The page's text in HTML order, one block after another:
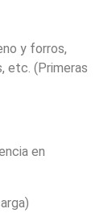
y forros,
etc. (Primeras
en